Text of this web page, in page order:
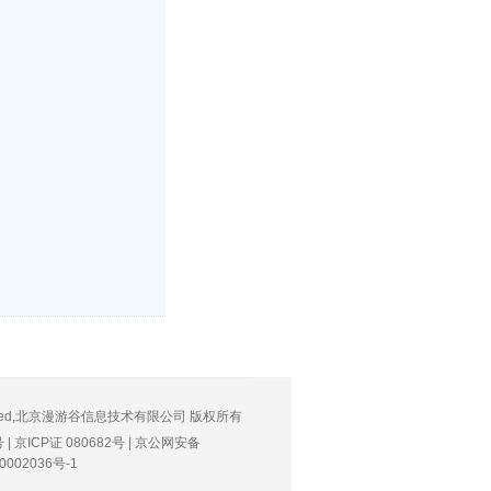
北京漫游谷信息技术有限公司 版权所有
| 京ICP证 080682号 | 京公网安备
号-1